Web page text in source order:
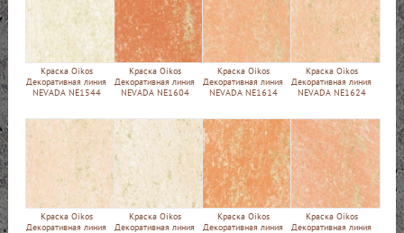
Краска Oikos
Декоративная линия
NEVADA NE1544
Краска Oikos
Декоративная линия
NEVADA NE1604
Краска Oikos
Декоративная линия
NEVADA NE1614
Краска Oikos
Декоративная линия
NEVADA NE1624
Краска Oikos
Декоративная линия
Краска Oikos
Декоративная линия
Краска Oikos
Декоративная линия
Краска Oikos
Декоративная линия